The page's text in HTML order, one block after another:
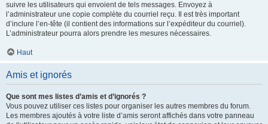
suivre les utilisateurs qui envoient de tels messages. Envoyez à
l’administrateur une copie complète du courriel reçu. Il est très important
d’inclure l’en-tête (il contient des informations sur l’expéditeur du courriel).
L’administrateur pourra alors prendre les mesures nécessaires.
Haut
Amis et ignorés
Que sont mes listes d’amis et d’ignorés ?
Vous pouvez utiliser ces listes pour organiser les autres membres du forum.
Les membres ajoutés à votre liste d’amis seront affichés dans votre panneau